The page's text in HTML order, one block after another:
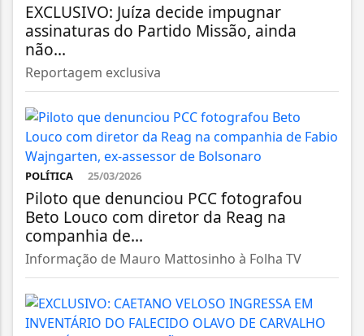
EXCLUSIVO: Juíza decide impugnar
assinaturas do Partido Missão, ainda
não...
Reportagem exclusiva
POLÍTICA 25/03/2026
Piloto que denunciou PCC fotografou
Beto Louco com diretor da Reag na
companhia de...
Informação de Mauro Mattosinho à Folha TV